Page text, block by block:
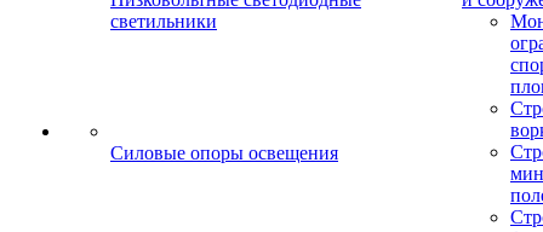
светильники
Силовые опоры освещения